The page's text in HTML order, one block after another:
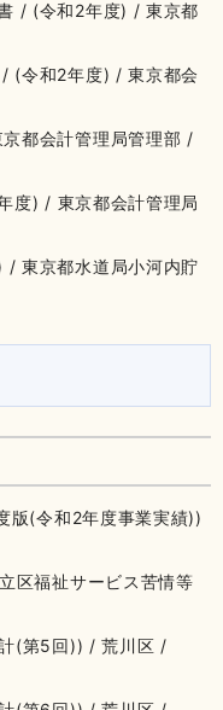
/ (令和2年度) / 東京都
(令和2年度) / 東京都会
都会計管理局管理部 /
度) / 東京都会計管理局
東京都水道局小河内貯
版(令和2年度事業実績))
区福祉サービス苦情等
(第5回)) / 荒川区 /